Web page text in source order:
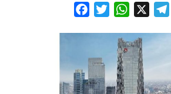
FacebookTwitterWhatsApp